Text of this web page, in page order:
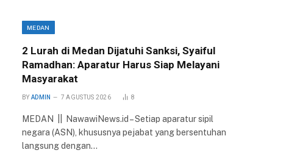
MEDAN
2 Lurah di Medan Dijatuhi Sanksi, Syaiful
Ramadhan: Aparatur Harus Siap Melayani
Masyarakat
BY ADMIN 7 AGUSTUS 2026 8
MEDAN || NawawiNews.id – Setiap aparatur sipil
negara (ASN), khususnya pejabat yang bersentuhan
langsung dengan…